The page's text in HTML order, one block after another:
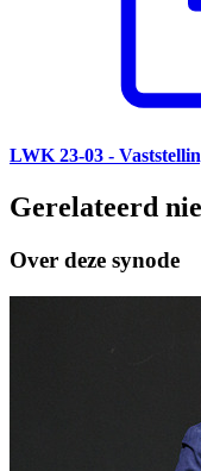
LWK 23-03 -
Gerelateerd
Over deze synode